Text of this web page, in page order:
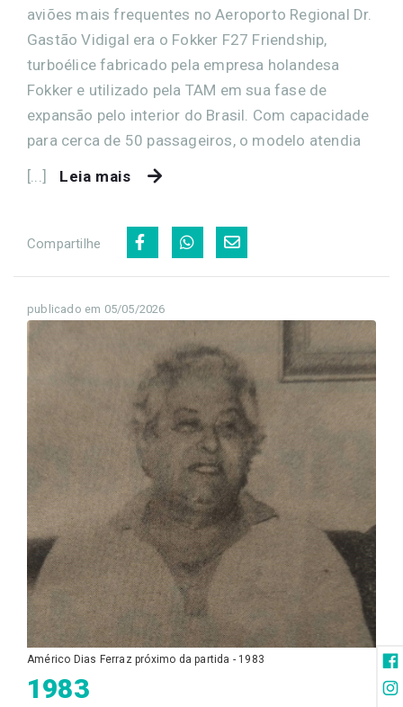
aviões mais frequentes no Aeroporto Regional Dr.
Gastão Vidigal era o Fokker F27 Friendship,
turboélice fabricado pela empresa holandesa
Fokker e utilizado pela TAM em sua fase de
expansão pelo interior do Brasil. Com capacidade
para cerca de 50 passageiros, o modelo atendia
[...]
Leia mais
Compartilhe
publicado em 05/05/2026
Américo Dias Ferraz próximo da partida - 1983
1983